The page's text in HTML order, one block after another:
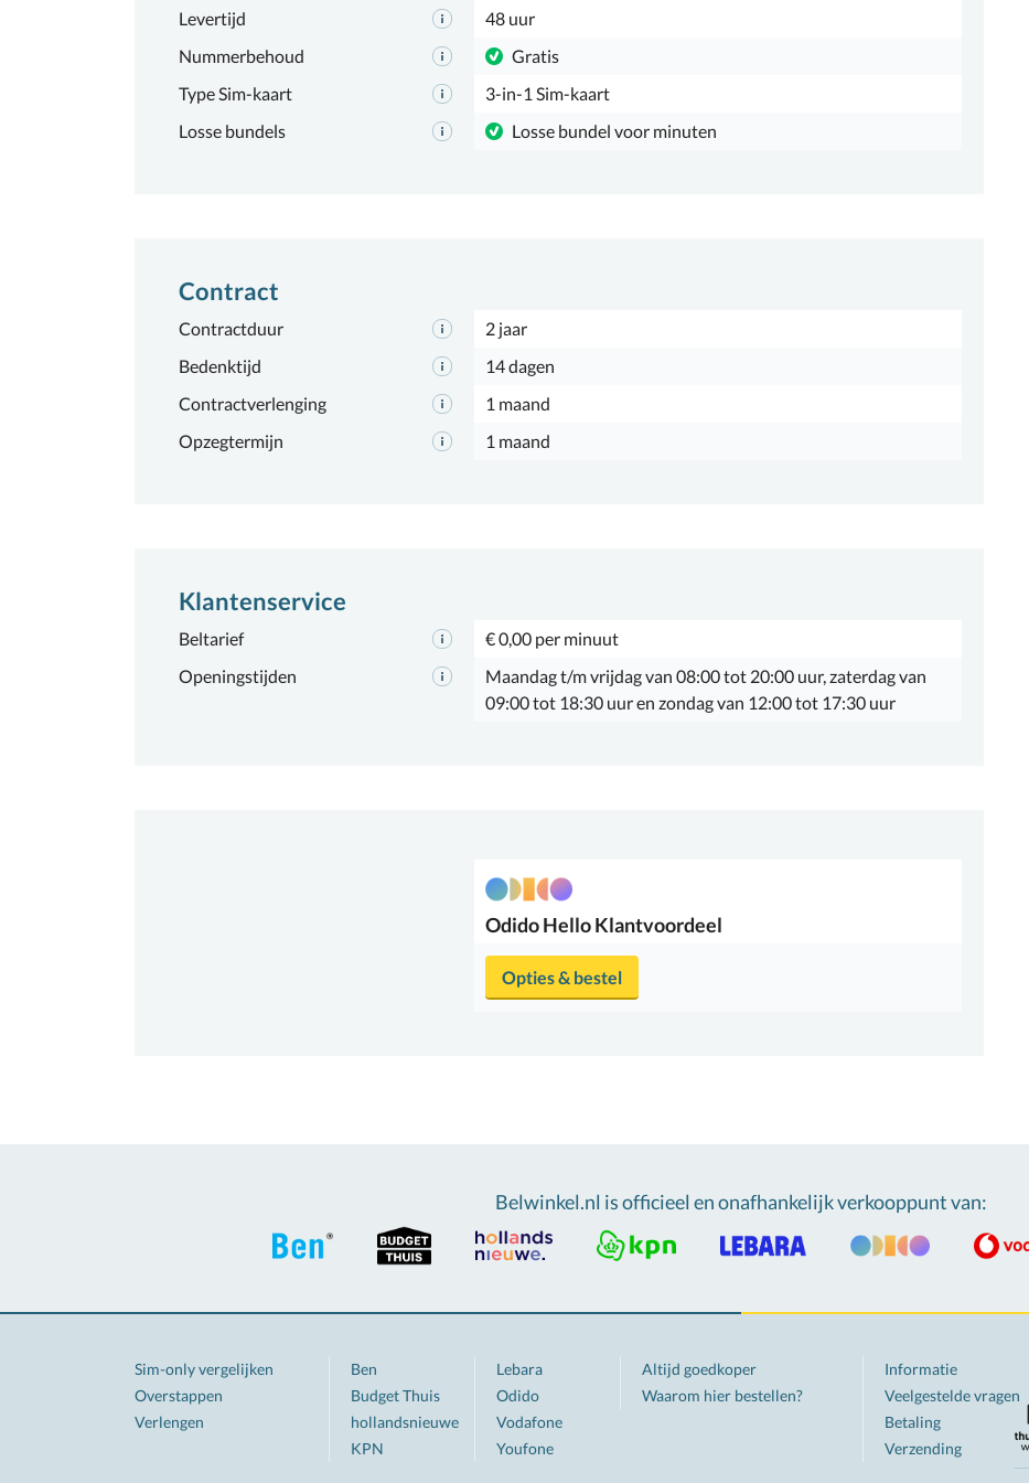
Levertijd
48 uur
Nummerbehoud
Gratis
Type Sim-kaart
3-in-1 Sim-kaart
Losse bundels
Losse bundel voor minuten
Contract
Contractduur
2 jaar
Bedenktijd
14 dagen
Contractverlenging
1 maand
Opzegtermijn
1 maand
Klantenservice
Beltarief
€ 0,00 per minuut
Openingstijden
Maandag t/m vrijdag van 08:00 tot 20:00 uur, zaterdag van
09:00 tot 18:30 uur en zondag van 12:00 tot 17:30 uur
OdidoHello Klantvoordeel
Opties & bestel
Belwinkel.nl is officieel en onafhankelijk verkooppunt van:
Sim-only vergelijken
Overstappen
Verlengen
Ben
Budget Thuis
hollandsnieuwe
KPN
Lebara
Odido
Vodafone
Youfone
Altijd goedkoper
Waarom hier bestellen?
Informatie
Veelgestelde vragen
Betaling
Verzending